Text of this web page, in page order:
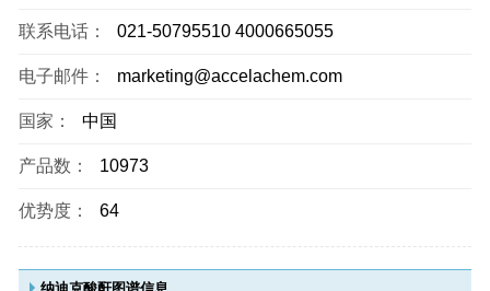
联系电话： 021-50795510 4000665055
电子邮件： marketing@accelachem.com
国家： 中国
产品数： 10973
优势度： 64